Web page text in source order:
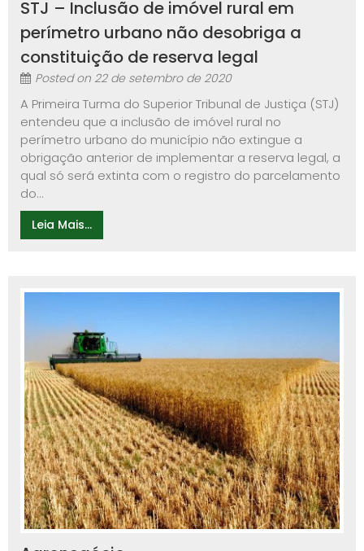
STJ – Inclusão de imóvel rural em
perímetro urbano não desobriga a
constituição de reserva legal
Posted on 22 de setembro de 2020
A Primeira Turma do Superior Tribunal de Justiça (STJ)
entendeu que a inclusão de imóvel rural no
perímetro urbano do município não extingue a
obrigação anterior de implementar a reserva legal, a
qual só será extinta com o registro do parcelamento
do...
Leia Mais...